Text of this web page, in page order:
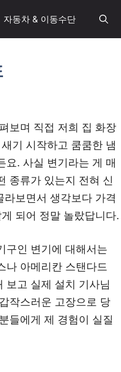
자동차 & 이동수단
보며 직접 저희 집 화장
기 시작하고 쿰쿰한 냄
요. 사실 변기라는 게 매
종류가 있는지 전혀 신
보면서 생각보다 가격
되어 정말 놀랐답니다.
구인 변기에 대해서는
나 아메리칸 스탠다드
보고 실제 설치 기사님
작스러운 고장으로 당
들에게 제 경험이 실질